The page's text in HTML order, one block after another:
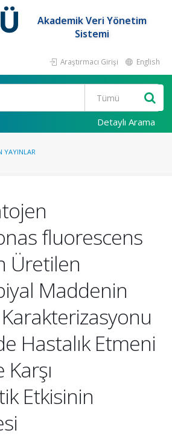
Akademik Veri Yönetim
Sistemi
Araştırmacı Girişi English
Detaylı Arama
YAYINLAR
fluorescens
Üretilen
Maddenin
Hastalık Etmeni
Etkisinin